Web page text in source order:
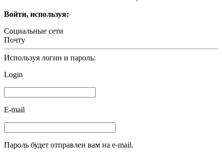
Войти, используя:
Социальные сети
Почту
Используя логин и пароль:
Login
E-mail
Пароль будет отправлен вам на e-mail.